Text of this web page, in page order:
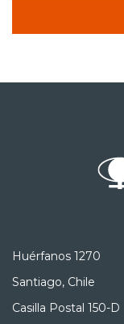
Huérfanos 1270
Santiago, Chile
Casilla Postal 150-D